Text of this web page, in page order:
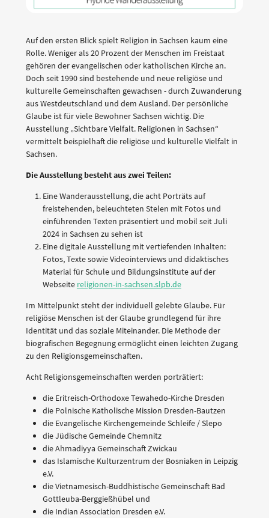
Auf den ersten Blick spielt Religion in Sachsen kaum eine
Rolle. Weniger als 20 Prozent der Menschen im Freistaat
gehören der evangelischen oder katholischen Kirche an.
Doch seit 1990 sind bestehende und neue religiöse und
kulturelle Gemeinschaften gewachsen - durch Zuwanderung
aus Westdeutschland und dem Ausland. Der persönliche
Glaube ist für viele Bewohner Sachsen wichtig. Die
Ausstellung „Sichtbare Vielfalt. Religionen in Sachsen“
vermittelt beispielhaft die religiöse und kulturelle Vielfalt in
Sachsen.
Die Ausstellung besteht aus zwei Teilen:
Eine Wanderausstellung, die acht Porträts auf
freistehenden, beleuchteten Stelen mit Fotos und
einführenden Texten präsentiert und mobil seit Juli
2024 in Sachsen zu sehen ist
Eine digitale Ausstellung mit vertiefenden Inhalten:
Fotos, Texte sowie Videointerviews und didaktisches
Material für Schule und Bildungsinstitute auf der
Webseite religionen-in-sachsen.slpb.de
Im Mittelpunkt steht der individuell gelebte Glaube. Für
religiöse Menschen ist der Glaube grundlegend für ihre
Identität und das soziale Miteinander. Die Methode der
biografischen Begegnung ermöglicht einen leichten Zugang
zu den Religionsgemeinschaften.
Acht Religionsgemeinschaften werden porträtiert:
die Eritreisch-Orthodoxe Tewahedo-Kirche Dresden
die Polnische Katholische Mission Dresden-Bautzen
die Evangelische Kirchengemeinde Schleife / Slepo
die Jüdische Gemeinde Chemnitz
die Ahmadiyya Gemeinschaft Zwickau
das Islamische Kulturzentrum der Bosniaken in Leipzig
e.V.
die Vietnamesisch-Buddhistische Gemeinschaft Bad
Gottleuba-Berggießhübel und
die Indian Association Dresden e.V.